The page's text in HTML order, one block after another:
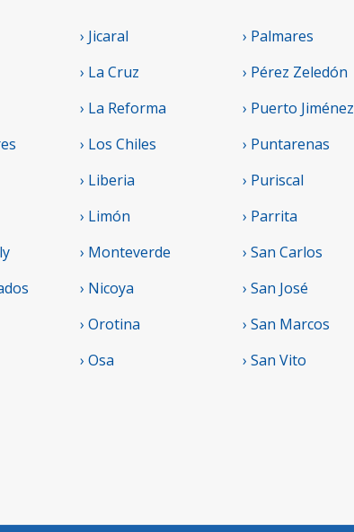
› Jicaral
› La Cruz
› La Reforma
› Los Chiles
› Liberia
› Limón
› Monteverde
› Nicoya
› Orotina
› Osa
› Palmares
› Pérez Zeledón
› Puerto Jiménez
› Puntarenas
› Puriscal
› Parrita
› San Carlos
› San José
› San Marcos
› San Vito